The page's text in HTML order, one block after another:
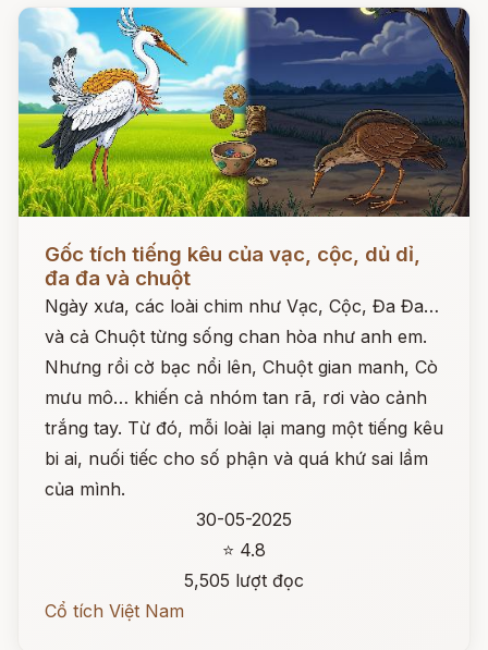
Đọc ngay
Gốc tích tiếng kêu của vạc, cộc, dủ dỉ,
đa đa và chuột
Ngày xưa, các loài chim như Vạc, Cộc, Đa Đa…
và cả Chuột từng sống chan hòa như anh em.
Nhưng rồi cờ bạc nổi lên, Chuột gian manh, Cò
mưu mô… khiến cả nhóm tan rã, rơi vào cảnh
trắng tay. Từ đó, mỗi loài lại mang một tiếng kêu
bi ai, nuối tiếc cho số phận và quá khứ sai lầm
của mình.
30-05-2025
⭐ 4.8
5,505 lượt đọc
Cổ tích Việt Nam